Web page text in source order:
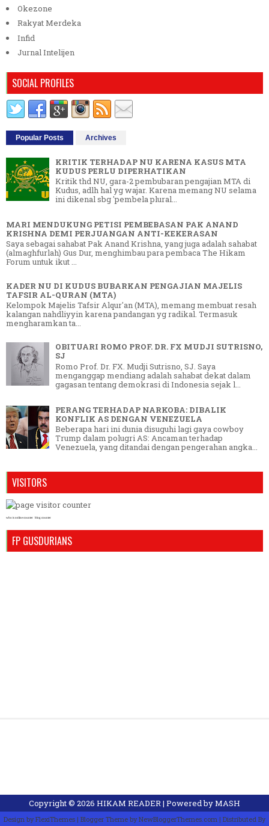
Okezone
Rakyat Merdeka
Infid
Jurnal Intelijen
SOCIAL PROFILES
Popular Posts Archives
KRITIK TERHADAP NU KARENA KASUS MTA
KUDUS PERLU DIPERHATIKAN
Kritik thd NU, gara-2 pembubaran pengajian MTA di
Kudus, adlh hal yg wajar. Karena memang NU selama
ini dikenal sbg 'pembela plural...
MARI MENDUKUNG PETISI PEMBEBASAN PAK ANAND
KRISHNA DEMI PERJUANGAN ANTI-KEKERASAN
Saya sebagai sahabat Pak Anand Krishna, yang juga adalah sahabat
(almaghfurlah) Gus Dur, menghimbau para pembaca The Hikam
Forum untuk ikut ...
KADER NU DI KUDUS BUBARKAN PENGAJIAN MAJELIS
TAFSIR AL-QURAN (MTA)
Kelompok Majelis Tafsir Alqur'an (MTA), memang membuat resah
kalangan nahdliyyin karena pandangan yg radikal. Termasuk
mengharamkan ta...
OBITUARI ROMO PROF. DR. FX MUDJI SUTRISNO,
SJ
Romo Prof. Dr. FX. Mudji Sutrisno, SJ. Saya
menganggap mendiang adalah sahabat dekat dalam
gagasan tentang demokrasi di Indonesia sejak l...
PERANG TERHADAP NARKOBA: DIBALIK
KONFLIK AS DENGAN VENEZUELA
Beberapa hari ini dunia disuguhi lagi gaya cowboy
Trump dalam polugri AS: Ancaman terhadap
Venezuela, yang ditandai dengan pengerahan angka...
VISITORS
who is online counter blog counter
FP GUSDURIANS
Copyright © 2026 HIKAM READER| Powered byMASH
Design byFlexiThemes | Blogger Theme byNewBloggerThemes.com | Distributed By